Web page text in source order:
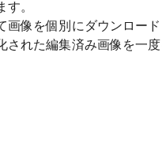
。
像を個別にダウンロード
された編集済み画像を一